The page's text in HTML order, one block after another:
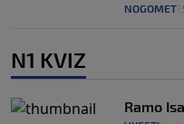
NOGOMET
N1 KVIZ
Ramo